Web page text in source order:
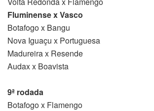
Fluminense x Vasco
Botafogo x Bangu
Nova Iguaçu x Portuguesa
Madureira x Resende
Audax x Boavista
9ª rodada
Botafogo x Flamengo